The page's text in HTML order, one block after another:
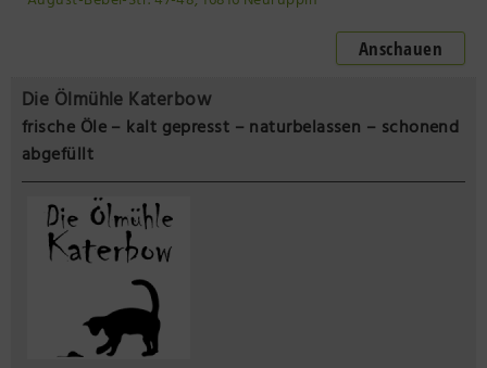
Anschauen
Die Ölmühle Katerbow
frische Öle – kalt gepresst – naturbelassen – schonend
abgefüllt